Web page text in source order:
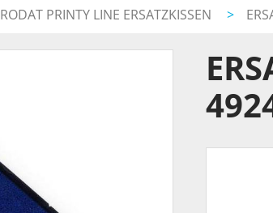
COLOP STEMPELKISSEN
ERSATZPLATTEN NACH TYPEN
ERSATZPLATTEN NACH GRÖSSE
STEMPELKISSEN FÜR
PRINTY LINE ERSATZKISSEN >